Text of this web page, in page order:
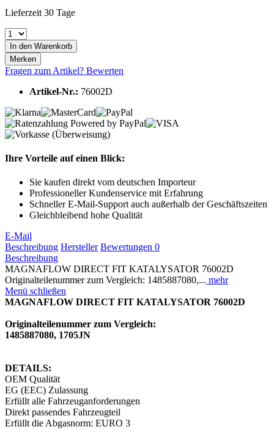
Lieferzeit 30 Tage
In den Warenkorb
Merken
Fragen zum Artikel? Bewerten
Artikel-Nr.: 76002D
Ihre Vorteile auf einen Blick:
Sie kaufen direkt vom deutschen Importeur
Professioneller Kundenservice mit Erfahrung
Schneller E-Mail-Support auch außerhalb der Geschäftszeiten
Gleichbleibend hohe Qualität
E-Mail
Beschreibung Hersteller Bewertungen 0
Beschreibung
MAGNAFLOW DIRECT FIT KATALYSATOR 76002D
Originalteilenummer zum Vergleich: 1485887080,... mehr
Menü schließen
MAGNAFLOW DIRECT FIT KATALYSATOR 76002D
Originalteilenummer zum Vergleich:
1485887080, 1705JN
DETAILS:
OEM Qualität
EG (EEC) Zulassung
Erfüllt alle Fahrzeuganforderungen
Direkt passendes Fahrzeugteil
Erfüllt die Abgasnorm: EURO 3